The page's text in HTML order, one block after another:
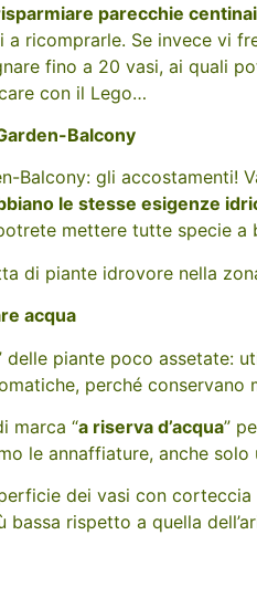
parecchie
ricomprarle. Se invece vi
fino a 20 vasi, ai quali
con il Lego…
Balcony
Balcony: gli accostamenti!
le stesse esigenze
mettere tutte specie a
di piante idrovore nella
acqua
delle piante poco assetate:
perché
marca “a riserva d’acqua”
le annaffiature, anche
dei vasi con corteccia
rispetto a quella